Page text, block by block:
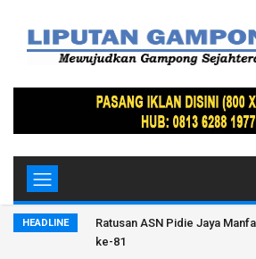
HEADLINE
Ratusan ASN Pidie Jaya
ke-81